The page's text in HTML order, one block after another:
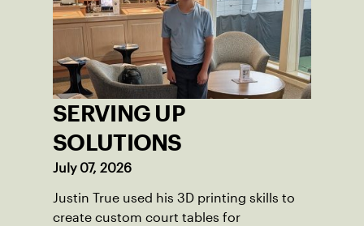
where people of all ages, backgrounds
and abilities come together through
tennis.
SERVING UP
SOLUTIONS
July 07, 2026
Justin True used his 3D printing skills to
create custom court tables for